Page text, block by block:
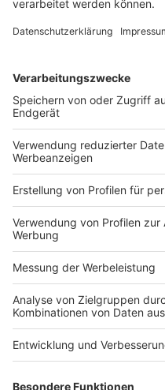
Fast alle Start-ups in
sich das für die Zukunft
WEITERLESEN
Bilanzrecht und
Den digitalen Wandel
Veröffentlicht am19. Oktober
und hat die Art, wie wir
längst üblich,
Menschen […]